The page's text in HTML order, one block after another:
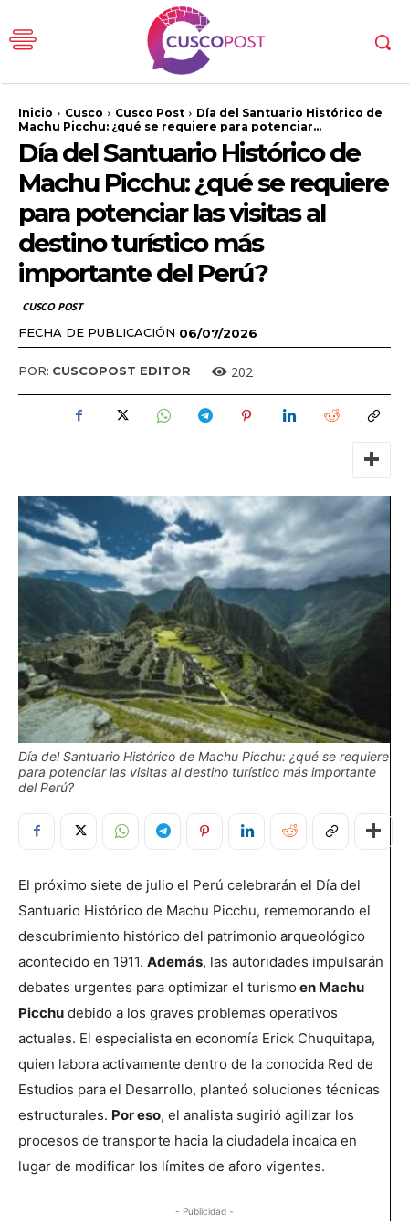
Inicio Cusco Cusco Post
Día del Santuario Histórico de
Machu Picchu: ¿qué se requiere para potenciar...
Día del Santuario Histórico de
Machu Picchu: ¿qué se requiere
para potenciar las visitas al
destino turístico más
importante del Perú?
CUSCO POST
FECHA DE PUBLICACIÓN 06/07/2026
POR: CUSCOPOST EDITOR 202
Día del Santuario Histórico de Machu Picchu: ¿qué se requiere
para potenciar las visitas al destino turístico más importante
del Perú?
El próximo siete de julio el Perú celebrarán el Día del
Santuario Histórico de Machu Picchu, rememorando el
descubrimiento histórico del patrimonio arqueológico
acontecido en 1911. Además, las autoridades impulsarán
debates urgentes para optimizar el turismo en Machu
Picchu debido a los graves problemas operativos
actuales. El especialista en economía Erick Chuquitapa,
quien labora activamente dentro de la conocida Red de
Estudios para el Desarrollo, planteó soluciones técnicas
estructurales. Por eso, el analista sugirió agilizar los
procesos de transporte hacia la ciudadela incaica en
lugar de modificar los límites de aforo vigentes.
- Publicidad -